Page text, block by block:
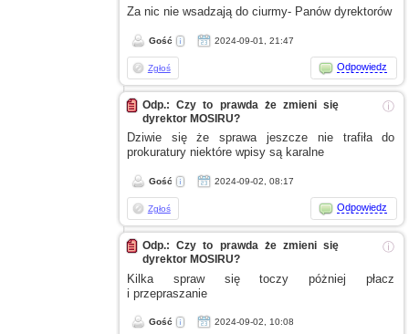
Za nic nie wsadzają do ciurmy- Panów dyrektorów
Gość 2024-09-01, 21:47
Zgłoś Odpowiedz
ⓘ
Odp.: Czy to prawda że zmieni się
dyrektor MOSIRU?
Dziwie się że sprawa jeszcze nie trafiła do
prokuratury niektóre wpisy są karalne
Gość 2024-09-02, 08:17
Zgłoś Odpowiedz
ⓘ
Odp.: Czy to prawda że zmieni się
dyrektor MOSIRU?
Kilka spraw się toczy póżniej płacz
i przepraszanie
Gość 2024-09-02, 10:08